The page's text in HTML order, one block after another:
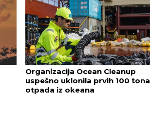
Organizacija Ocean Cleanup
uspešno uklonila prvih 100 tona
otpada iz okeana